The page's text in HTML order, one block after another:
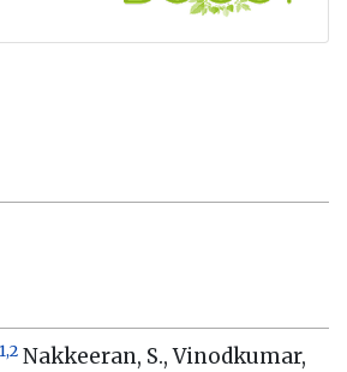
1,2 Nakkeeran, S., Vinodkumar,